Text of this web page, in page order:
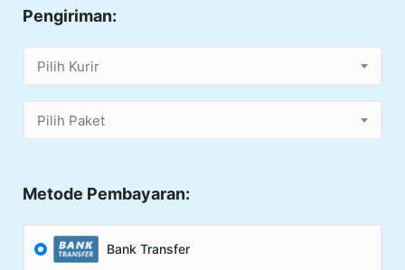
Pengiriman:
Pilih Kurir
Pilih Paket
Metode Pembayaran:
Bank Transfer